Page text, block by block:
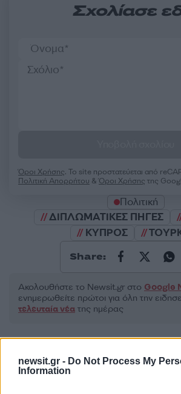
newsit.gr - Do Not Process My
Information
Σχολίασε
Όροι Χρήσης. Το site προστατεύεται από
Πολιτική Απορρήτου &Όροι Χρήσης της
Πολιτική
ΔΙΠΛΩΜΑΤΙΚΕΣ ΠΗΓΕΣ
ΚΥΠΡΟΣ
Share:
Ακολουθήστε το Νewsit.gr στο Google
ενημερωθείτε πρώτοι για όλη την
τελευταία νέα της ημέρας